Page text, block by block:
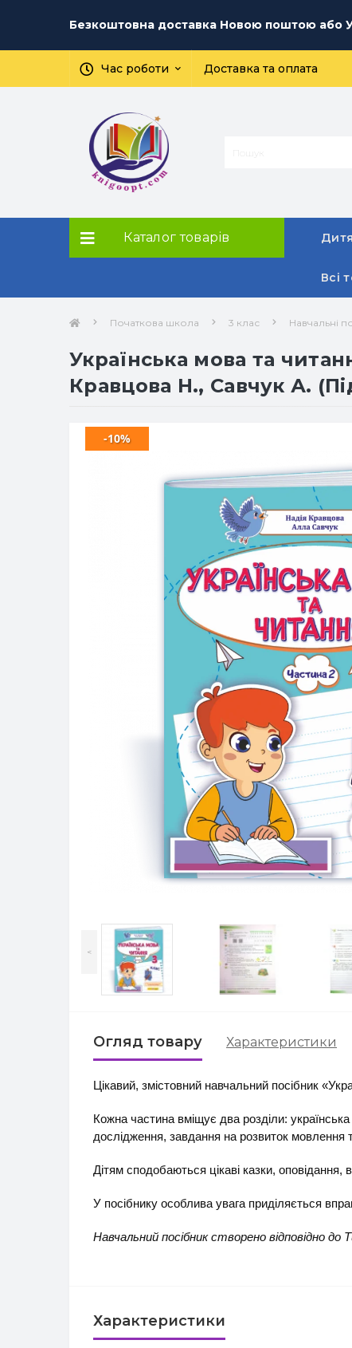
Безкоштовна доставка Новою поштою або
Час роботи Доставка та оплата
Каталог товарів
Всі
Початкова школа 3 клас Навчальні
Українська мова та
Кравцова Н., Савчук А.
-10%
<
Огляд товару Характеристики
Цікавий, змістовний навчальний посібник
Кожна частина вміщує два розділи: українська
дослідження, завдання на розвиток мовлення
Дітям сподобаються цікаві казки, оповідання,
У посібнику особлива увага приділяється
Навчальний посібник створено відповідно до
Характеристики